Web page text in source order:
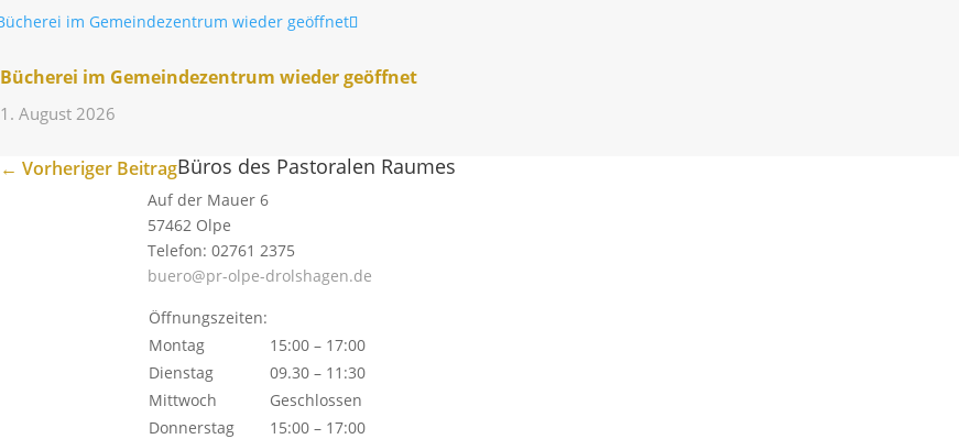
Bücherei im Gemein­de­zen­trum wieder geöffnet
1. August 2026
← Vorheriger BeitragBüros des Pastoralen Raumes
Auf der Mauer 6
57462 Olpe
Telefon: 02761 2375
buero@pr-olpe-drolshagen.de
Öffnungszeiten:
Montag
15:00 – 17:00
Dienstag
09.30 – 11:30
Mittwoch
Geschlossen
Donnerstag
15:00 – 17:00